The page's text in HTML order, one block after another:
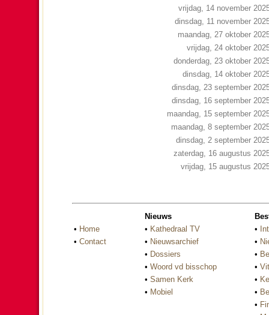
vrijdag, 14 november
dinsdag, 11 november
maandag, 27 oktober
vrijdag, 24 oktober
donderdag, 23 oktober
dinsdag, 14 oktober
dinsdag, 23 september
dinsdag, 16 september
maandag, 15 september
maandag, 8 september
dinsdag, 2 september
zaterdag, 16 augustus
vrijdag, 15 augustus
• Home
• Contact
Nieuws
• Kathedraal TV
• Nieuwsarchief
• Dossiers
• Woord vd bisschop
• Samen Kerk
• Mobiel
•
•
•
•
•
•
•